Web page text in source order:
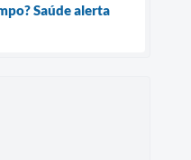
Saúde alerta